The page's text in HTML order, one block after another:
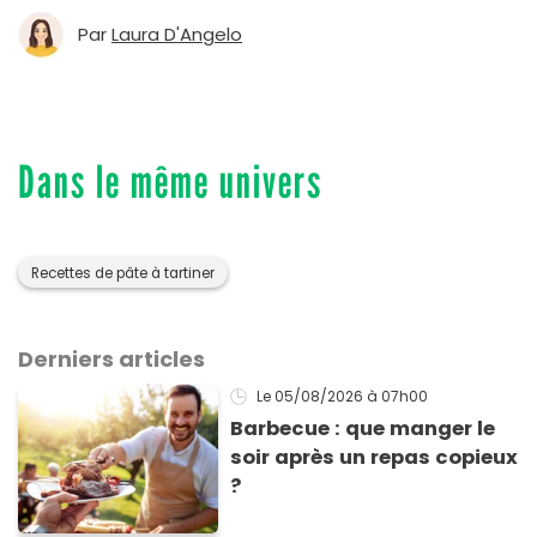
ParLaura D'Angelo
Dans le même univers
Recettes de pâte à tartiner
Derniers articles
Le 05/08/2026 à 07h00
Barbecue : que manger le
soir après un repas copieux
?